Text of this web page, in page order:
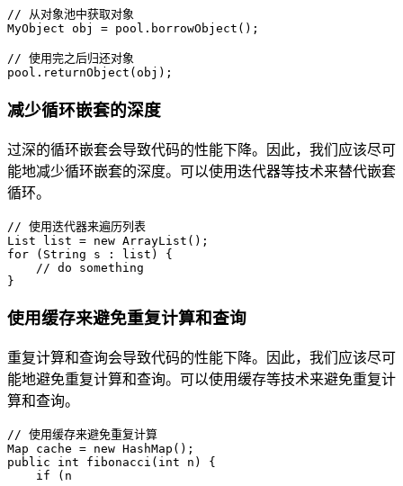
// 从对象池中获取对象
MyObject obj = pool.borrowObject();
// 使用完之后归还对象
减少循环嵌套的深度
过深的循环嵌套会导致代码的性能下降。因此，我们应该尽可
能地减少循环嵌套的深度。可以使用迭代器等技术来替代嵌套
循环。
// 使用迭代器来遍历列表
List list = new ArrayList();
for (String s : list) {
    // do something
使用缓存来避免重复计算和查询
重复计算和查询会导致代码的性能下降。因此，我们应该尽可
能地避免重复计算和查询。可以使用缓存等技术来避免重复计
算和查询。
// 使用缓存来避免重复计算
Map cache = new HashMap();
public int fibonacci(int n) {
    if (n